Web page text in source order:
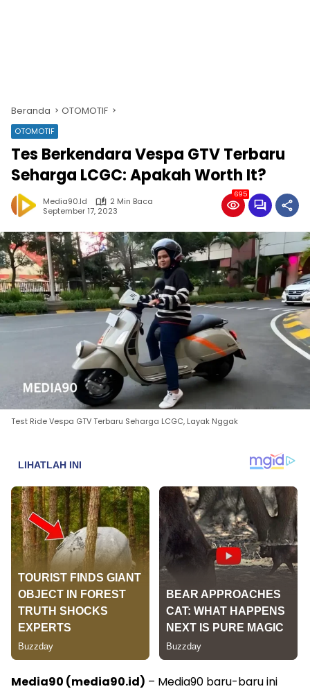
Beranda OTOMOTIF
OTOMOTIF
Tes Berkendara Vespa GTV Terbaru
Seharga LCGC: Apakah Worth It?
Media90.id
2 Min Baca
September 17, 2023
695
Test Ride Vespa GTV Terbaru Seharga LCGC, Layak Nggak
Media90 (media90.id) – Media90 baru-baru ini